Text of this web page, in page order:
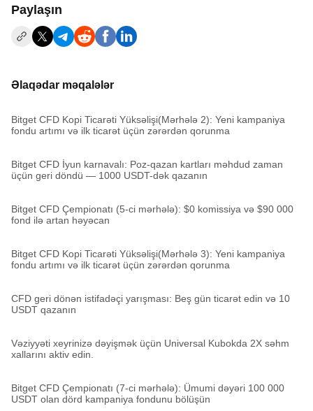
Paylaşın
Əlaqədar məqalələr
Bitget CFD Kopi Ticarəti Yüksəlişi(Mərhələ 2): Yeni kampaniya
fondu artımı və ilk ticarət üçün zərərdən qorunma
Bitget CFD İyun karnavalı: Poz-qazan kartları məhdud zaman
üçün geri döndü — 1000 USDT-dək qazanın
Bitget CFD Çempionatı (5-ci mərhələ): $0 komissiya və $90 000
fond ilə artan həyəcan
Bitget CFD Kopi Ticarəti Yüksəlişi(Mərhələ 3): Yeni kampaniya
fondu artımı və ilk ticarət üçün zərərdən qorunma
CFD geri dönən istifadəçi yarışması: Beş gün ticarət edin və 10
USDT qazanın
Vəziyyəti xeyrinizə dəyişmək üçün Universal Kubokda 2X səhm
xallarını aktiv edin.
Bitget CFD Çempionatı (7-ci mərhələ): Ümumi dəyəri 100 000
USDT olan dörd kampaniya fondunu bölüşün